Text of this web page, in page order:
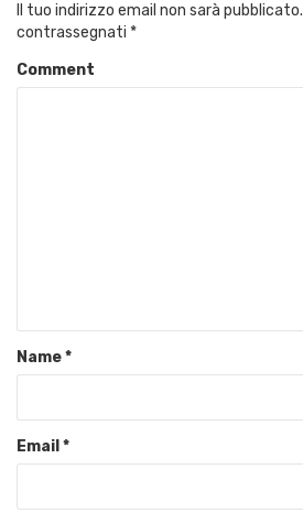
Il tuo indirizzo email non sarà pubblicato.
contrassegnati *
Comment
Name*
Email *